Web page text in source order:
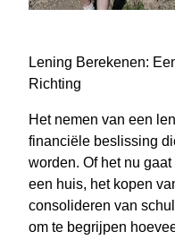
Lening Berekenen:
Richting
Het nemen van een
financiële beslissing
worden. Of het nu
een huis, het kopen
consolideren van
om te begrijpen